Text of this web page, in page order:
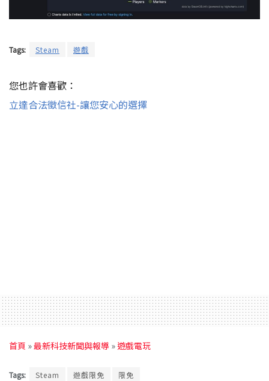
Tags: Steam 遊戲
您也許會喜歡：
立達合法徵信社-讓您安心的選擇
首頁 »最新科技新聞與報導 »遊戲電玩
Tags: Steam 遊戲限免 限免